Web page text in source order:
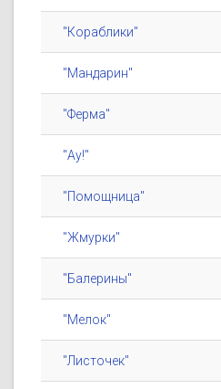
"Кораблики"
"Мандарин"
"Ферма"
"Ау!"
"Помощница"
"Жмурки"
"Балерины"
"Мелок"
"Листочек"